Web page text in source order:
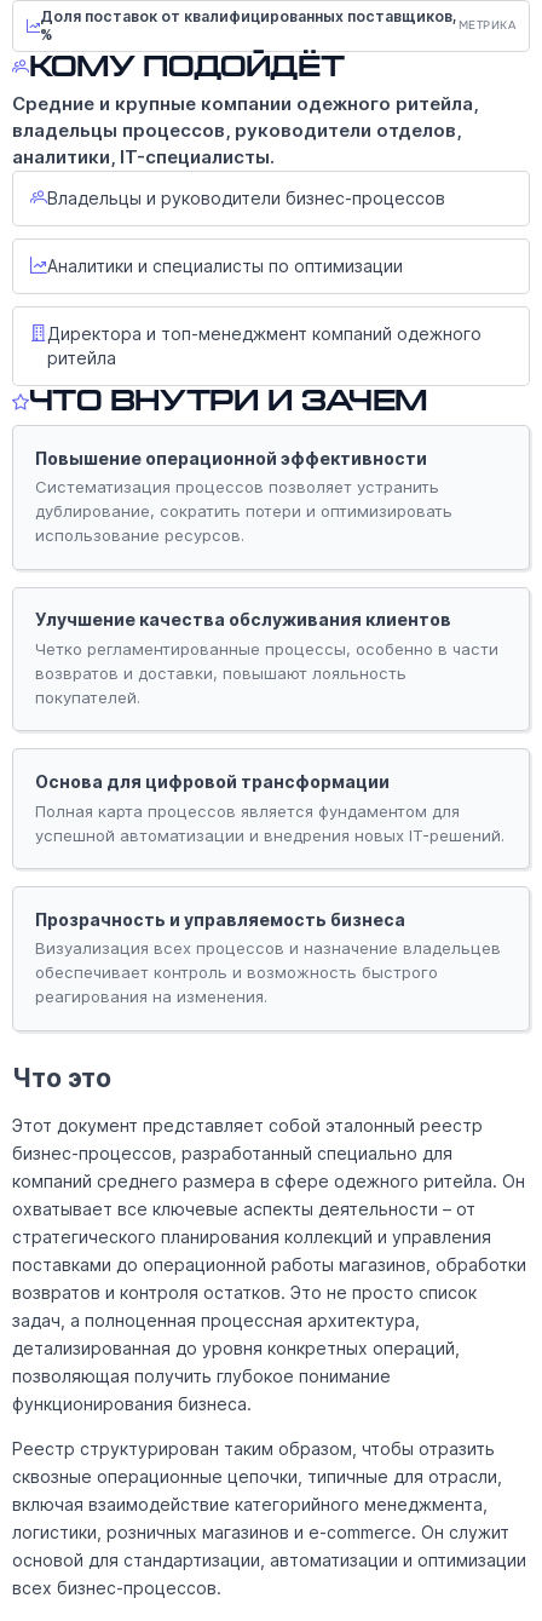
Доля поставок от квалифицированных поставщиков,
%
МЕТРИКА
Кому подойдёт
Средние и крупные компании одежного ритейла,
владельцы процессов, руководители отделов,
аналитики, IT-специалисты.
Владельцы и руководители бизнес-процессов
Аналитики и специалисты по оптимизации
Директора и топ-менеджмент компаний одежного
ритейла
Что внутри и зачем
Повышение операционной эффективности
Систематизация процессов позволяет устранить
дублирование, сократить потери и оптимизировать
использование ресурсов.
Улучшение качества обслуживания клиентов
Четко регламентированные процессы, особенно в части
возвратов и доставки, повышают лояльность
покупателей.
Основа для цифровой трансформации
Полная карта процессов является фундаментом для
успешной автоматизации и внедрения новых IT-решений.
Прозрачность и управляемость бизнеса
Визуализация всех процессов и назначение владельцев
обеспечивает контроль и возможность быстрого
реагирования на изменения.
Что это
Этот документ представляет собой эталонный реестр
бизнес-процессов, разработанный специально для
компаний среднего размера в сфере одежного ритейла. Он
охватывает все ключевые аспекты деятельности – от
стратегического планирования коллекций и управления
поставками до операционной работы магазинов, обработки
возвратов и контроля остатков. Это не просто список
задач, а полноценная процессная архитектура,
детализированная до уровня конкретных операций,
позволяющая получить глубокое понимание
функционирования бизнеса.
Реестр структурирован таким образом, чтобы отразить
сквозные операционные цепочки, типичные для отрасли,
включая взаимодействие категорийного менеджмента,
логистики, розничных магазинов и e-commerce. Он служит
основой для стандартизации, автоматизации и оптимизации
всех бизнес-процессов.